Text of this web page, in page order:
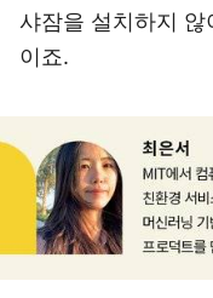
샤잠을 설치하지
이죠.